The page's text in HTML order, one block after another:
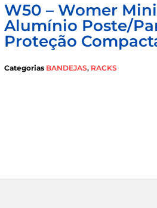
W50 – Womer
Alumínio Poste/
Proteção
Categorias BANDEJAS, RACKS